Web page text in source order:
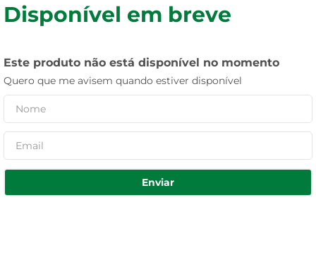
Disponível em breve
Este produto não está disponível no momento
Quero que me avisem quando estiver disponível
Enviar